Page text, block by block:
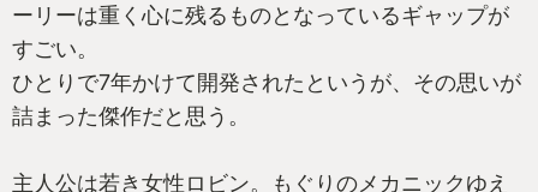
ーリーは重く心に残るものとなっているギャップが
すごい。
ひとりで7年かけて開発されたというが、その思いが
詰まった傑作だと思う。
主人公は若き女性ロビン。もぐりのメカニックゆえ